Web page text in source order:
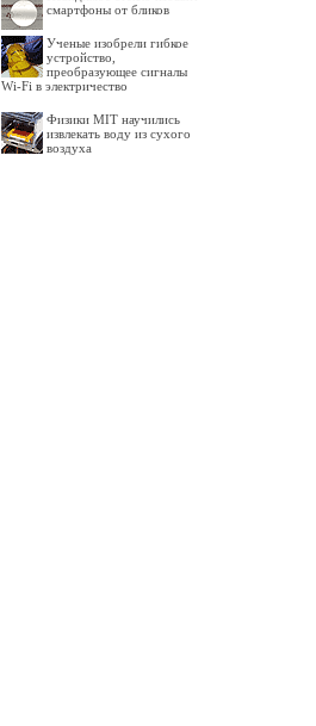
смартфоны от бликов
Ученые изобрели гибкое
устройство,
преобразующее сигналы
Wi-Fi в электричество
Физики MIT научились
извлекать воду из сухого
воздуха